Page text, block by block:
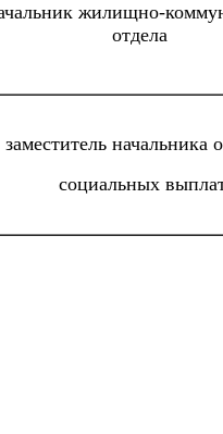
жилищно-
отдела
заместитель начальника
социальных